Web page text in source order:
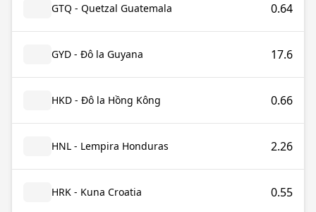
GTQ - Quetzal Guatemala 0.64
GYD - Đô la Guyana 17.6
HKD - Đô la Hồng Kông 0.66
HNL - Lempira Honduras 2.26
HRK - Kuna Croatia 0.55